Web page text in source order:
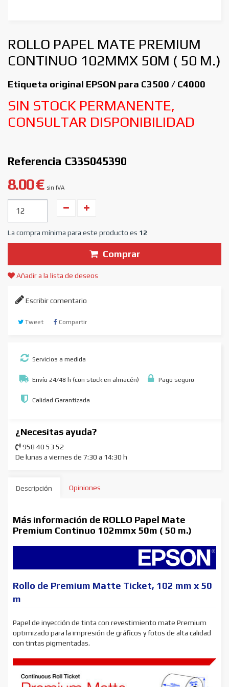
ROLLO PAPEL MATE PREMIUM
CONTINUO 102MMX 50M ( 50 M.)
Etiqueta original EPSON para C3500 / C4000
SIN STOCK PERMANENTE,
CONSULTAR DISPONIBILIDAD
Referencia C33S045390
8.00 € sin IVA
La compra mínima para este producto es 12
Comprar
Añadir a la lista de deseos
Escribir comentario
Tweet Compartir
Servicios a medida
Envío 24/48 h (con stock en almacén) Pago seguro
Calidad Garantizada
¿Necesitas ayuda?
958 40 53 52
De lunas a viernes de 7:30 a 14:30 h
Descripción Opiniones
Más información de ROLLO Papel Mate
Premium Continuo 102mmx 50m ( 50 m.)
Rollo de Premium Matte Ticket, 102 mm x 50
m
Papel de inyección de tinta con revestimiento mate Premium
optimizado para la impresión de gráficos y fotos de alta calidad
con tintas pigmentadas.